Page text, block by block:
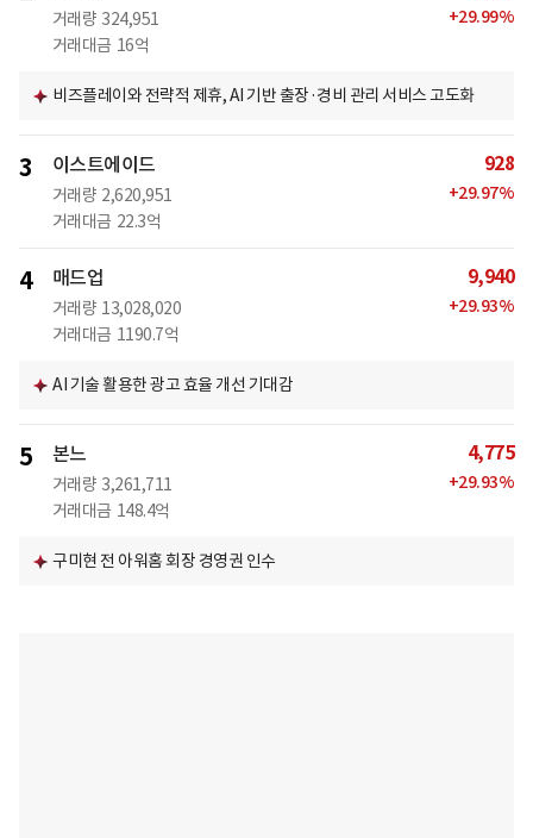
거래량 324,951
거래대금 16억
+29.99%
비즈플레이와 전략적 제휴, AI 기반 출장·경비 관리 서비스 고도화
3 이스트에이드
거래량 2,620,951
거래대금 22.3억
928
+29.97%
4 매드업
거래량 13,028,020
거래대금 1190.7억
9,940
+29.93%
AI 기술 활용한 광고 효율 개선 기대감
5 본느
거래량 3,261,711
거래대금 148.4억
4,775
+29.93%
구미현 전 아워홈 회장 경영권 인수